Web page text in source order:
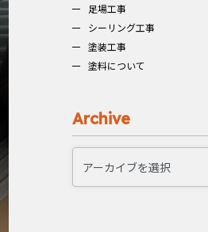
足場工事
シーリング工事
塗装工事
塗料について
Archive